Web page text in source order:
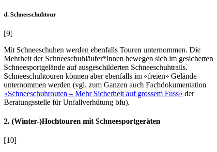
d. Schneeschuhtour
[9]
Mit Schneeschuhen werden ebenfalls Touren unternommen. Die
Mehrheit der Schneeschuhläufer*innen bewegen sich im gesicherten
Schneesportgelände auf ausgeschilderten Schneeschuhtrails.
Schneeschuhtouren können aber ebenfalls im «freien» Gelände
unternommen werden (vgl. zum Ganzen auch Fachdokumentation
«Schneeschuhrouten – Mehr Sicherheit auf grossem Fuss» der
Beratungsstelle für Unfallverhütung bfu).
2. (Winter-)Hochtouren mit Schneesportgeräten
[10]